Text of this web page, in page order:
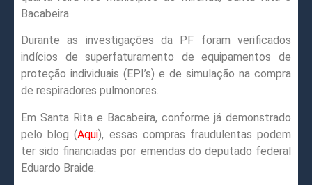
Bacabeira.
Durante as investigações da PF foram verificados
indícios de superfaturamento de equipamentos de
proteção individuais (EPI’s) e de simulação na compra
de respiradores pulmonores.
Em Santa Rita e Bacabeira, conforme já demonstrado
pelo blog (Aqui), essas compras fraudulentas podem
ter sido financiadas por emendas do deputado federal
Eduardo Braide.